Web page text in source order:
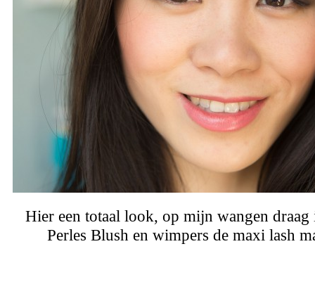
Hier een totaal look, op mijn wangen draag
Perles Blush en wimpers de maxi lash